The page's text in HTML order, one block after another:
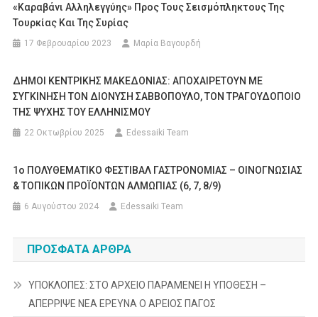
«Καραβάνι Αλληλεγγύης» Προς Τους Σεισμόπληκτους Της
Τουρκίας Και Της Συρίας
17 Φεβρουαρίου 2023 Μαρία Βαγουρδή
ΔΗΜΟΙ ΚΕΝΤΡΙΚΗΣ ΜΑΚΕΔΟΝΙΑΣ: ΑΠΟΧΑΙΡΕΤΟΥΝ ΜΕ
ΣΥΓΚΙΝΗΣΗ ΤΟΝ ΔΙΟΝΥΣΗ ΣΑΒΒΟΠΟΥΛΟ, ΤΟΝ ΤΡΑΓΟΥΔΟΠΟΙΟ
ΤΗΣ ΨΥΧΗΣ ΤΟΥ ΕΛΛΗΝΙΣΜΟΥ
22 Οκτωβρίου 2025 Edessaiki Team
1ο ΠΟΛΥΘΕΜΑΤΙΚΟ ΦΕΣΤΙΒΑΛ ΓΑΣΤΡΟΝΟΜΙΑΣ – ΟΙΝΟΓΝΩΣΙΑΣ
& ΤΟΠΙΚΩΝ ΠΡΟΪΟΝΤΩΝ ΑΛΜΩΠΙΑΣ (6, 7, 8/9)
6 Αυγούστου 2024 Edessaiki Team
ΠΡΌΣΦΑΤΑ ΆΡΘΡΑ
ΥΠΟΚΛΟΠΕΣ: ΣΤΟ ΑΡΧΕΙΟ ΠΑΡΑΜΕΝΕΙ Η ΥΠΟΘΕΣΗ –
ΑΠΕΡΡΙΨΕ ΝΕΑ ΕΡΕΥΝΑ Ο ΑΡΕΙΟΣ ΠΑΓΟΣ